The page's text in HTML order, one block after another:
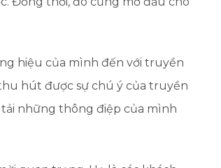
hiệu của mình đến với truyền
hút được sự chú ý của truyền
những thông điệp của mình